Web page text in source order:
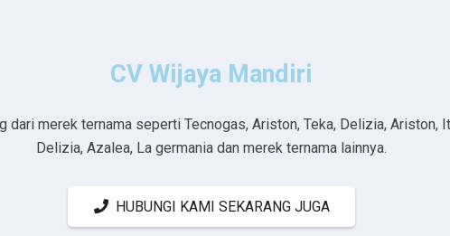
CV Wijaya Mandiri
merek ternama seperti Tecnogas, Ariston, Teka, Delizia, Ariston,
Delizia, Azalea, La germania dan merek ternama lainnya.
HUBUNGI KAMI SEKARANG JUGA